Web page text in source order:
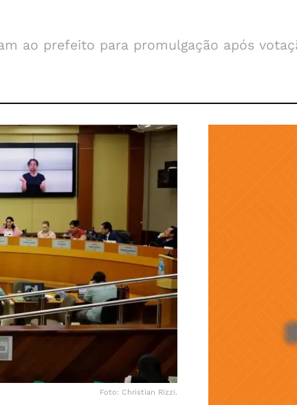
ao prefeito para promulgação após
Foto: Christian Rizzi.